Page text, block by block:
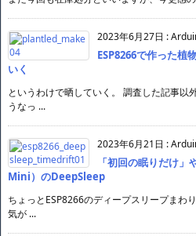
2023年6月27日 :
ESP8266で作った植
いく
というわけで晒していく。 調査した記事以
うなっ ...
2023年6月21日 :
「初回の眠りだけ」
Mini）のDeepSleep
ちょっとESP8266のディープスリープまわ
気が ...